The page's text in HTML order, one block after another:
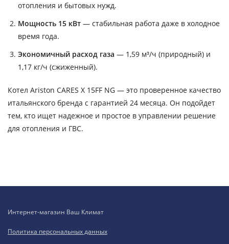
отопления и бытовых нужд.
Мощность 15 кВт — стабильная работа даже в холодное
время года.
Экономичный расход газа — 1,59 м³/ч (природный) и
1,17 кг/ч (сжиженный).
Котел Ariston CARES X 15FF NG — это проверенное качество
итальянского бренда с гарантией 24 месяца. Он подойдет
тем, кто ищет надежное и простое в управлении решение
для отопления и ГВС.
Интернет-магазин Ваш Климат
Политика персональных данных